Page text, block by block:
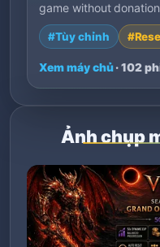
game without
#Tùy chỉnh
Xem máy chủ· 102
Ảnh chụp